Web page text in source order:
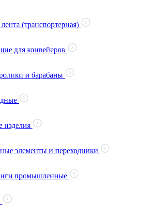
(транспортерная)
для конвейеров
и барабаны
изделия
элементы и переходники
промышленные